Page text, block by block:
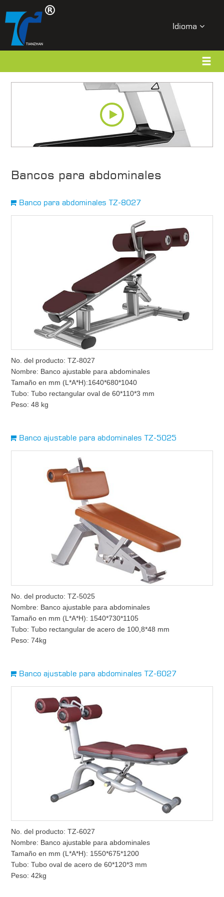
Idioma
Bancos para abdominales
Banco para abdominales TZ-8027
No. del producto: TZ-8027
Nombre: Banco ajustable para abdominales
Tamaño en mm (L*A*H):1640*680*1040
Tubo: Tubo rectangular oval de 60*110*3 mm
Peso: 48 kg
Banco ajustable para abdominales TZ-5025
No. del producto: TZ-5025
Nombre: Banco ajustable para abdominales
Tamaño en mm (L*A*H): 1540*730*1105
Tubo: Tubo rectangular de acero de 100,8*48 mm
Peso: 74kg
Banco ajustable para abdominales TZ-6027
No. del producto: TZ-6027
Nombre: Banco ajustable para abdominales
Tamaño en mm (L*A*H): 1550*675*1200
Tubo: Tubo oval de acero de 60*120*3 mm
Peso: 42kg